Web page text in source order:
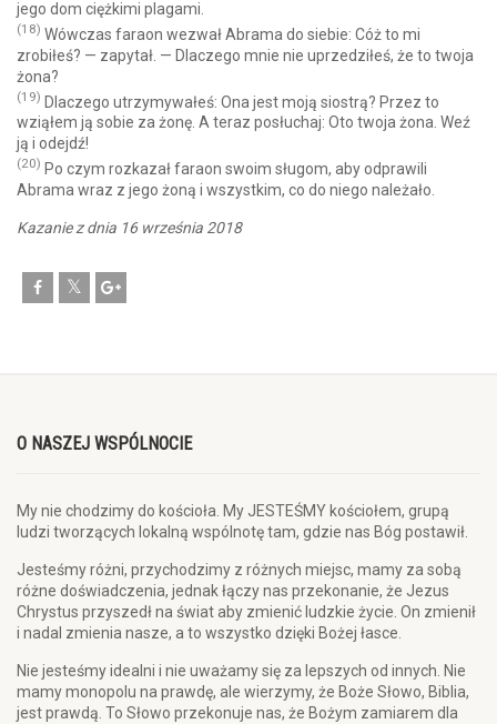
jego dom ciężkimi plagami.
(18) Wówczas faraon wezwał Abrama do siebie: Cóż to mi
zrobiłeś? — zapytał. — Dlaczego mnie nie uprzedziłeś, że to twoja
żona?
(19) Dlaczego utrzymywałeś: Ona jest moją siostrą? Przez to
wziąłem ją sobie za żonę. A teraz posłuchaj: Oto twoja żona. Weź
ją i odejdź!
(20) Po czym rozkazał faraon swoim sługom, aby odprawili
Abrama wraz z jego żoną i wszystkim, co do niego należało.
Kazanie z dnia 16 września 2018
O NASZEJ WSPÓLNOCIE
My nie chodzimy do kościoła. My JESTEŚMY kościołem, grupą
ludzi tworzących lokalną wspólnotę tam, gdzie nas Bóg postawił.
Jesteśmy różni, przychodzimy z różnych miejsc, mamy za sobą
różne doświadczenia, jednak łączy nas przekonanie, że Jezus
Chrystus przyszedł na świat aby zmienić ludzkie życie. On zmienił
i nadal zmienia nasze, a to wszystko dzięki Bożej łasce.
Nie jesteśmy idealni i nie uważamy się za lepszych od innych. Nie
mamy monopolu na prawdę, ale wierzymy, że Boże Słowo, Biblia,
jest prawdą. To Słowo przekonuje nas, że Bożym zamiarem dla